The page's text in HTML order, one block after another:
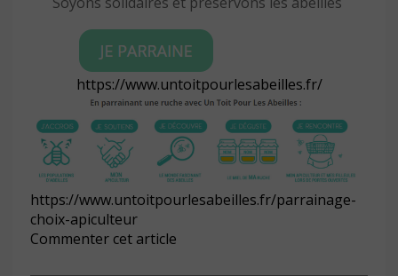
https://www.untoitpourlesabeilles.fr/
https://www.untoitpourlesabeilles.fr/parrainage-
choix-apiculteur
Commenter cet article